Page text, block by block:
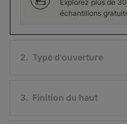
Explorez plus de
échantillons
2. Type d'ouverture
3. Finition du haut